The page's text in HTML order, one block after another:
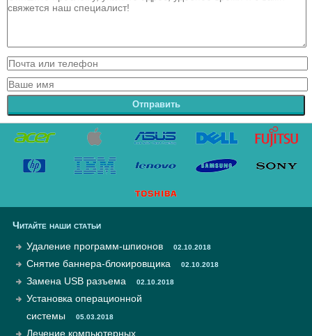
Отправить
Читайте наши статьи
Удаление программ-шпионов
02.10.2018
Снятие баннера-блокировщика 02.10.2018
Замена USB разъема 02.10.2018
Установка операционной
системы
05.03.2018
Лечение компьютерных